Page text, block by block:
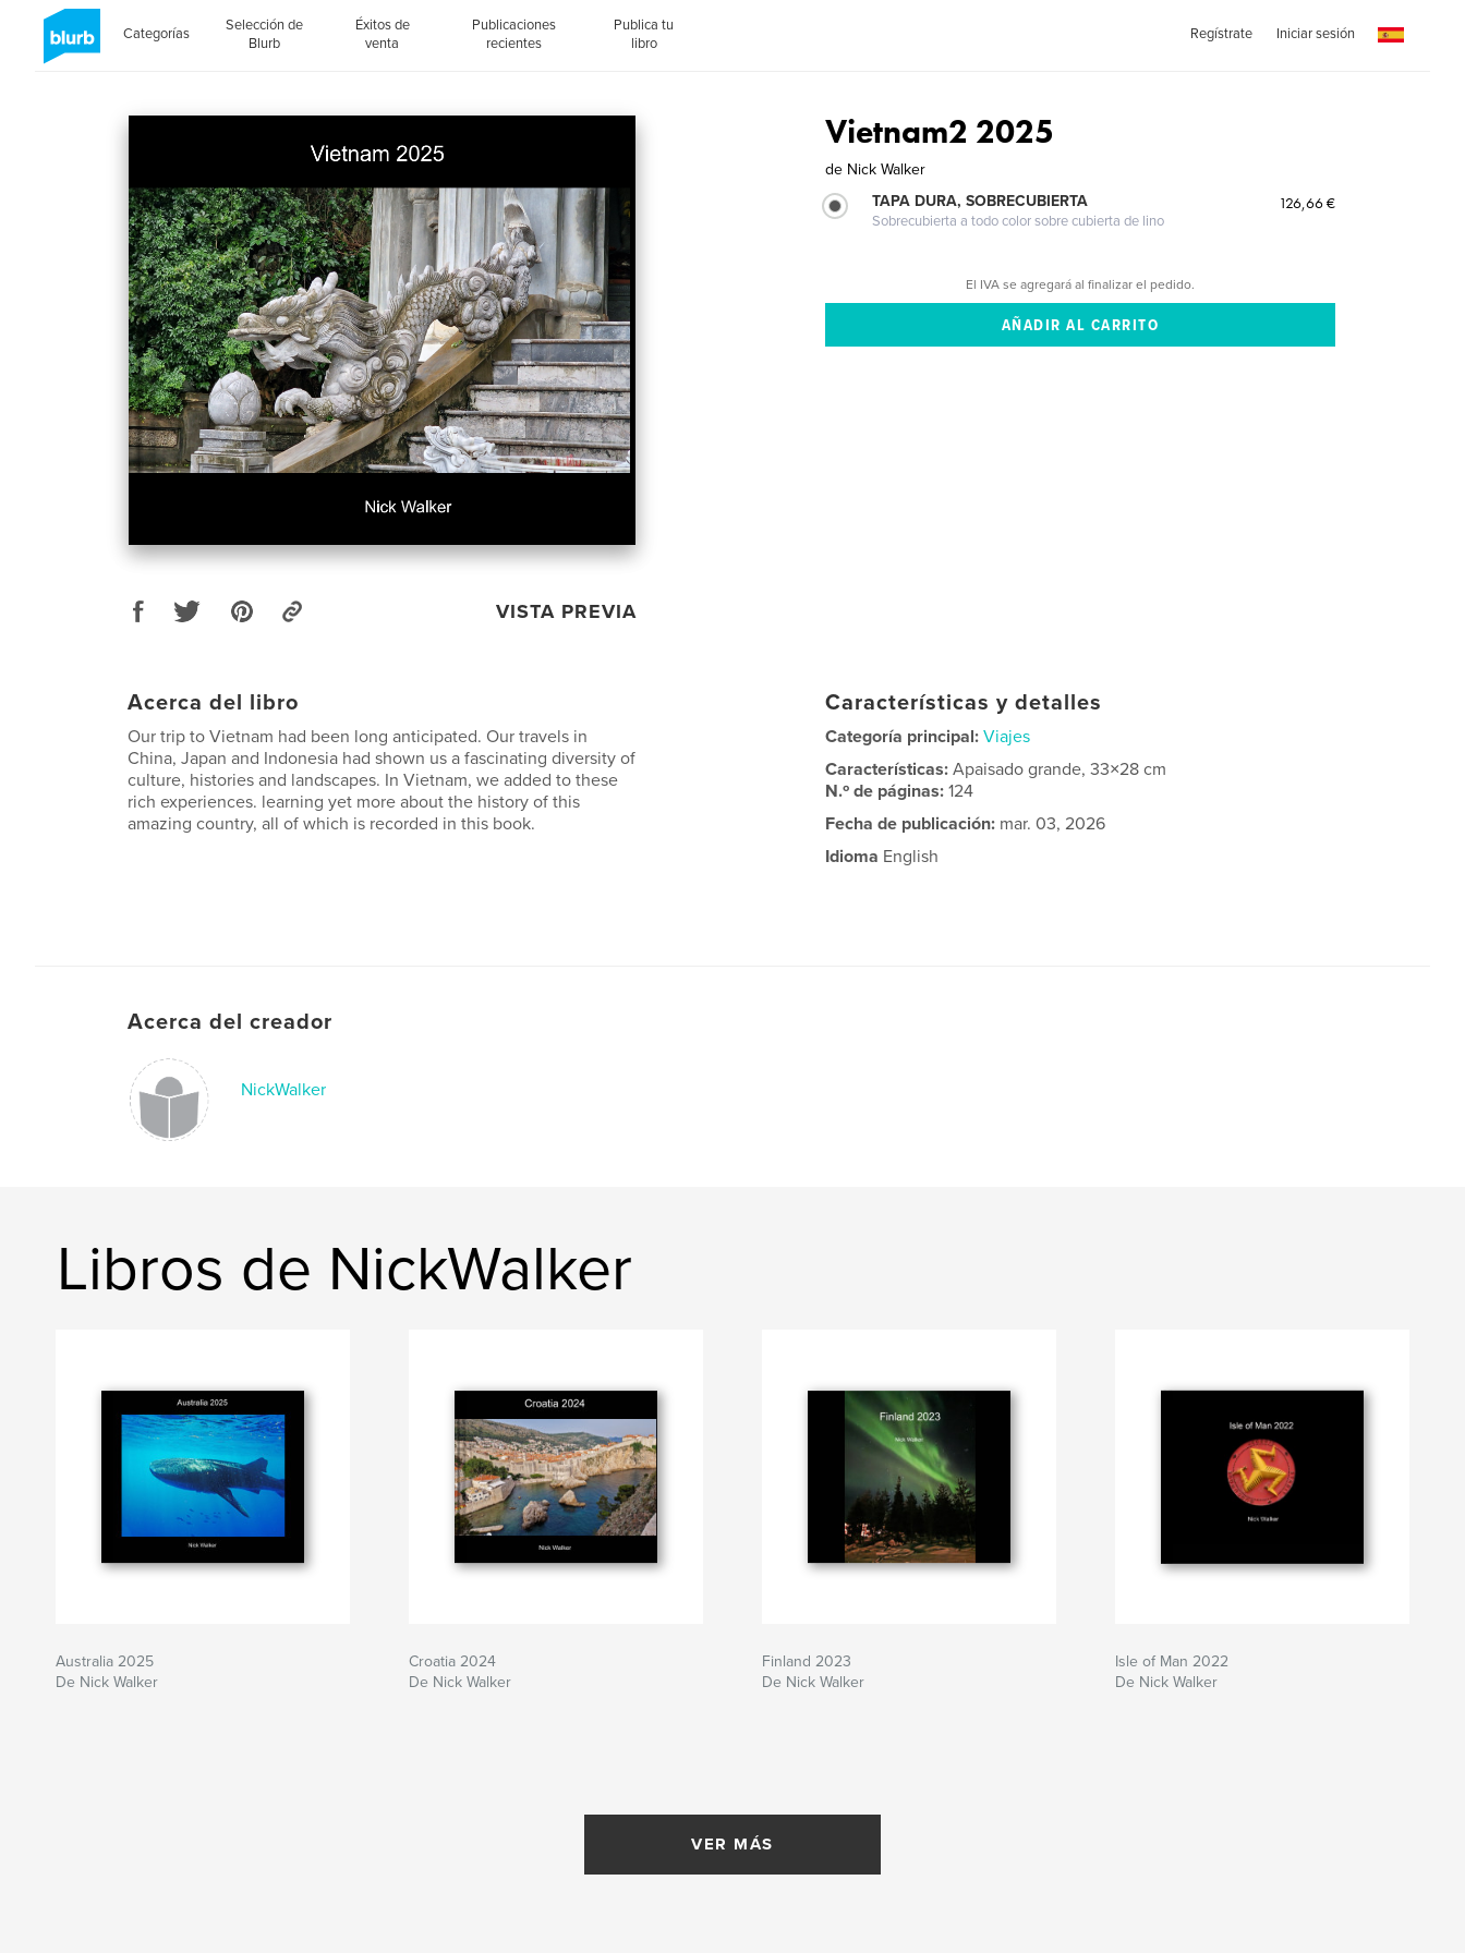
Categorías
Selección de
Blurb
Éxitos de
venta
Publicaciones
recientes
Publica tu
libro
Regístrate Iniciar sesión
VISTA PREVIA
Vietnam2 2025
de Nick Walker
TAPA DURA, SOBRECUBIERTA
Sobrecubierta a todo color sobre cubierta de lino
126,66 €
El IVA se agregará al finalizar el pedido.
Acerca del libro
Our trip to Vietnam had been long anticipated. Our travels in
China, Japan and Indonesia had shown us a fascinating diversity of
culture, histories and landscapes. In Vietnam, we added to these
rich experiences. learning yet more about the history of this
amazing country, all of which is recorded in this book.
Características y detalles
Categoría principal: Viajes
Características:Apaisado grande, 33×28 cm
N.º de páginas:124
Fecha de publicación: mar. 03, 2026
Idioma English
Acerca del creador
NickWalker
Libros de NickWalker
Australia 2025
De Nick Walker
Croatia 2024
De Nick Walker
Finland 2023
De Nick Walker
Isle of Man 2022
De Nick Walker
VER MÁS